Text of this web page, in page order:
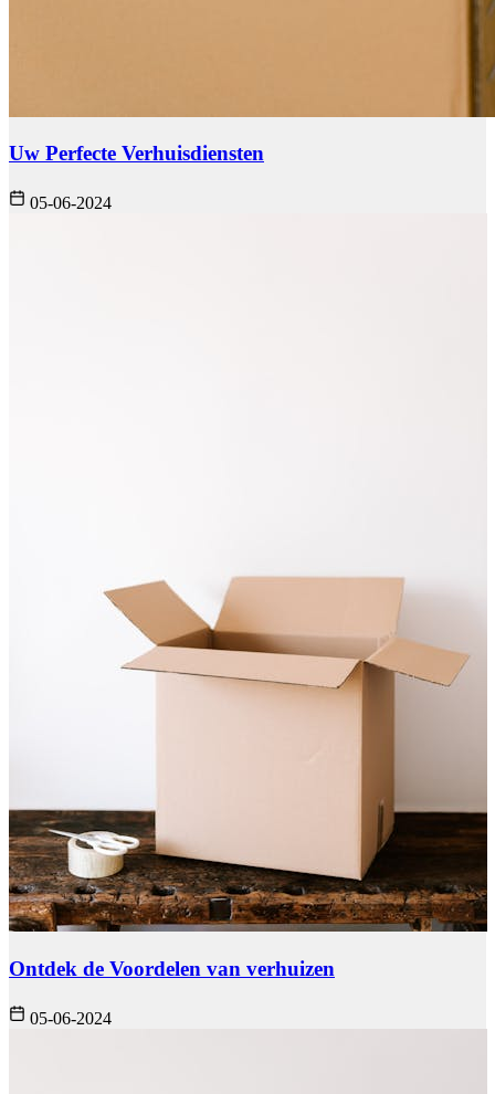
Uw Perfecte Verhuisdiensten
05-06-2024
Ontdek de Voordelen van verhuizen
05-06-2024